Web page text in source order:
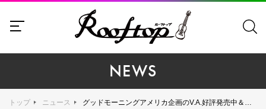
NEWS
トップ ニュース グッドモーニングアメリカ企画のV.A.好評発売中＆企画フェスは来年2月4日！